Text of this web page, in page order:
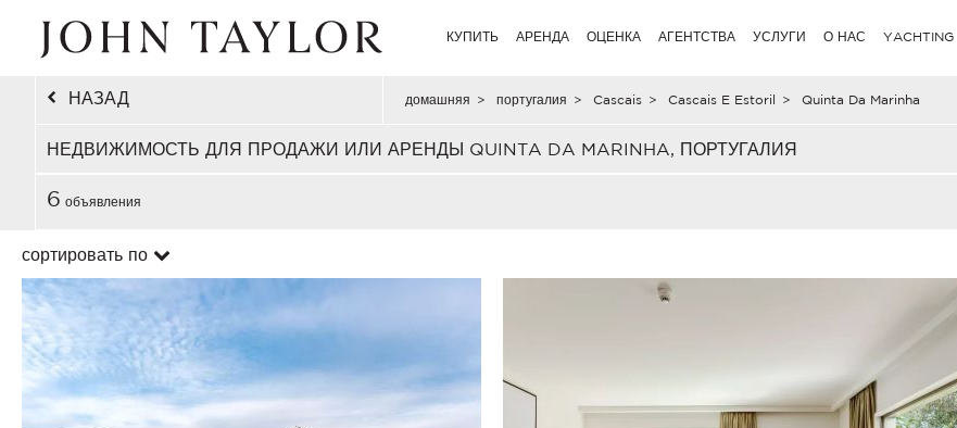
КУПИТЬ АРЕНДА ОЦЕНКА АГЕНТСТВА УСЛУГИ О НАС YACHTING
НАЗАД домашняя > португалия > Cascais > Cascais E Estoril > Quinta Da Marinha
НЕДВИЖИМОСТЬ ДЛЯ ПРОДАЖИ ИЛИ АРЕНДЫ QUINTA DA MARINHA, ПОРТУГАЛИЯ
6 объявления
сортировать по